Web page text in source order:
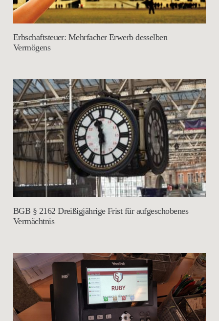
Erbschaftsteuer: Mehrfacher Erwerb desselben
Vermögens
BGB § 2162 Dreißigjährige Frist für aufgeschobenes
Vermächtnis